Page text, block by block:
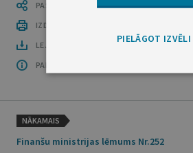
PASTĀSTI CITIEM
IZDRUKĀT PUBLIKĀCIJU
LEJUPLĀDĒT LAIDIENU (PDF)
PAR OFICIĀLO IZDEVUMU
NĀKAMAIS
Finanšu ministrijas lēmums Nr.252
PIELĀGOT IZVĒLI